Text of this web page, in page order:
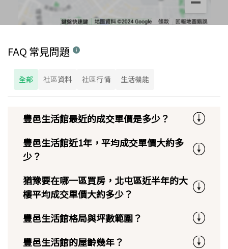
FAQ 常見問題
全部 社區資料 社區行情 生活機能
豐邑生活館最近的成交單價是多少？
豐邑生活館近1年，平均成交單價大約多
少？
猶豫要在哪一區買房，北屯區近半年的大
樓平均成交單價大約多少？
豐邑生活館格局與坪數範圍？
豐邑生活館的屋齡幾年？